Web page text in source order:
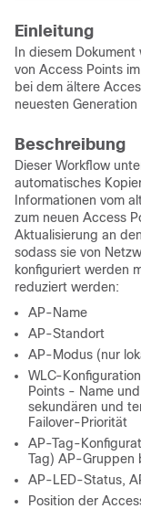
Einleitung
In diesem
von Access Points
bei dem ältere
neuesten
Beschreibung
Dieser Workflow
automatisches
Informationen vom
zum neuen Access
Aktualisierung an
sodass sie von
konfiguriert werden
reduziert werden:
AP-Name
AP-Standort
AP-Modus (nur
WLC-
Points - Name
sekundären und
Failover-Priorität
AP-Tag-
Tag) AP-Gruppen
AP-LED-Status,
Position der